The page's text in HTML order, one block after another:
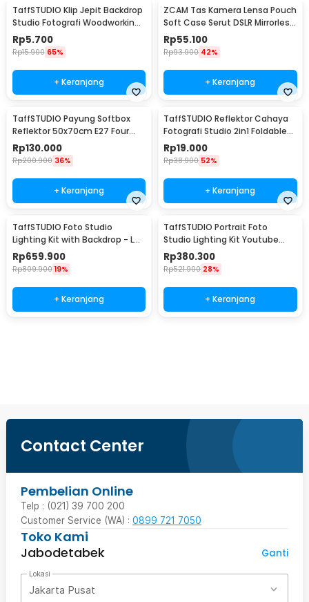
TaffSTUDIO Klip Jepit Backdrop
Studio Fotografi Woodworking
6 Inch - PB-A06
Rp5.700
Rp15.900 65%
+ Keranjang
ZCAM Tas Kamera Lensa Pouch
Soft Case Serut DSLR Mirrorless
4 PCS - ZC121
Rp55.100
Rp93.900 42%
+ Keranjang
TaffSTUDIO Payung Softbox
Reflektor 50x70cm E27 Four
Lamp Socket - KS65
Rp130.000
Rp200.900 36%
+ Keranjang
TaffSTUDIO Reflektor Cahaya
Fotografi Studio 2in1 Foldable
60cm - YE-R110
Rp19.000
Rp38.900 52%
+ Keranjang
TaffSTUDIO Foto Studio
Lighting Kit with Backdrop - LD-
TZ11A
Rp659.900
Rp809.900 19%
+ Keranjang
TaffSTUDIO Portrait Foto
Studio Lighting Kit Youtube
Vlog - LD-TZ07A
Rp380.300
Rp521.900 28%
+ Keranjang
Contact Center
Pembelian Online
Telp : (021) 39 700 200
Customer Service (WA) : 0899 721 7050
Toko Kami
Jabodetabek
Ganti
Lokasi
Jakarta Pusat